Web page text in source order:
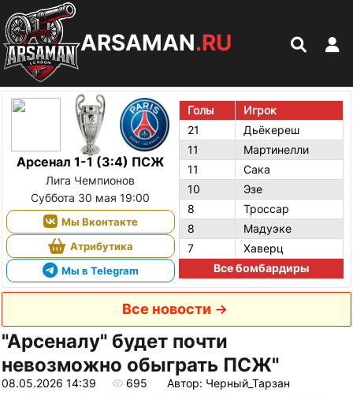
ARSAMAN.RU
Арсенал 1-1 (3:4) ПСЖ
Лига Чемпионов
Суббота 30 мая 19:00
Мы Вконтакте
Атрибутика
Мы в Telegram
Голы
Игрок
21
Дьёкереш
11
Мартинелли
11
Сака
10
Эзе
8
Троссар
8
Мадуэке
7
Хаверц
Все бомбардиры
Все новости
"Арсеналу" будет почти
невозможно обыграть ПСЖ"
08.05.2026 14:39 695 Автор: Черный_Тарзан